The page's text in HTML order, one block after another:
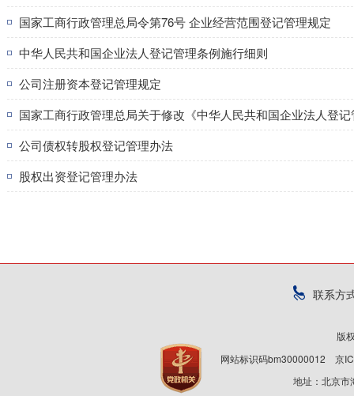
国家工商行政管理总局令第76号 企业经营范围登记管理规定
中华人民共和国企业法人登记管理条例施行细则
公司注册资本登记管理规定
国家工商行政管理总局关于修改《中华人民共和国企业法人登
公司债权转股权登记管理办法
股权出资登记管理办法
联系方
版
网站标识码bm30000012 京
地址：北京